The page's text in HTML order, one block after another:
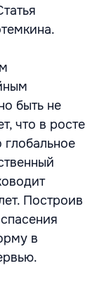
быть не
что в росте
Построив
в